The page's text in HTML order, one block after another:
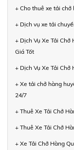
+ Cho thuê xe tải chở
+ Dịch vụ xe tải
+ Dịch Vụ Xe Tải Chở
Giá Tốt
+ Dịch Vụ Xe Tải Chở
+ Xe tải chở hàng
24/7
+ Thuê Xe Tải Chở
+ Thuê Xe Tải Chở
+ Xe Tải Chở Hàng